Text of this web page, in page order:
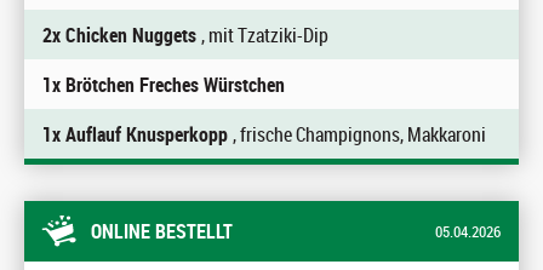
2x Chicken Nuggets, mit Tzatziki-Dip
1x Brötchen Freches Würstchen
1x Auflauf Knusperkopp, frische Champignons, Makkaroni
ONLINE BESTELLT 05.04.2026